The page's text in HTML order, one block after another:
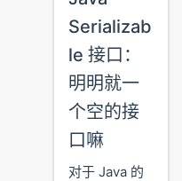
Serializab
le 接口：
明明就一
个空的接
口嘛
对于 Java 的